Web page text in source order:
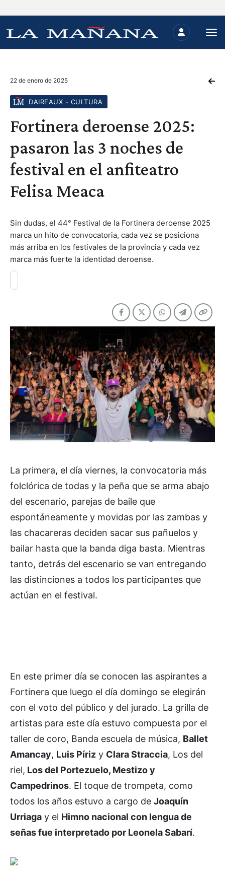
22 de enero de 2025
DAIREAUX - CULTURA
Fortinera deroense 2025:
pasaron las 3 noches de
festival en el anfiteatro
Felisa Meaca
Sin dudas, el 44° Festival de la Fortinera deroense 2025
marca un hito de convocatoria, cada vez se posiciona
más arriba en los festivales de la provincia y cada vez
marca más fuerte la identidad deroense.
La primera, el día viernes, la convocatoria más
folclórica de todas y la peña que se arma abajo
del escenario, parejas de baile que
espontáneamente y movidas por las zambas y
las chacareras deciden sacar sus pañuelos y
bailar hasta que la banda diga basta. Mientras
tanto, detrás del escenario se van entregando
las distinciones a todos los participantes que
actúan en el festival.
En este primer día se conocen las aspirantes a
Fortinera que luego el día domingo se elegirán
con el voto del público y del jurado. La grilla de
artistas para este día estuvo compuesta por el
taller de coro, Banda escuela de música, Ballet
Amancay, Luis Píriz y Clara Straccia, Los del
riel, Los del Portezuelo, Mestizo y
Campedrinos. El toque de trompeta, como
todos los años estuvo a cargo de Joaquín
Urriaga y el Himno nacional con lengua de
señas fue interpretado por Leonela Sabarí.